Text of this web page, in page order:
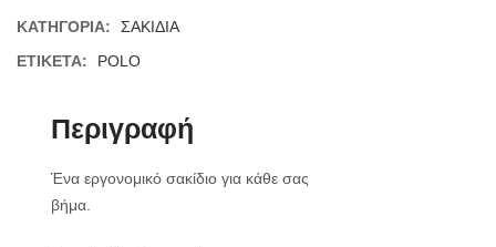
ΚΑΤΗΓΟΡΊΑ:
ΣΑΚΙΔΙΑ
ΕΤΙΚΈΤΑ:
POLO
Περιγραφή
Ένα εργονομικό σακίδιο για κάθε σας
βήμα.